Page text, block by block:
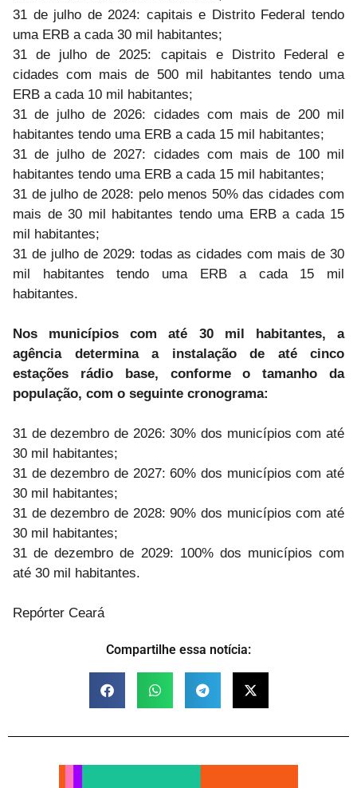
31 de julho de 2024: capitais e Distrito Federal tendo
uma ERB a cada 30 mil habitantes;
31 de julho de 2025: capitais e Distrito Federal e
cidades com mais de 500 mil habitantes tendo uma
ERB a cada 10 mil habitantes;
31 de julho de 2026: cidades com mais de 200 mil
habitantes tendo uma ERB a cada 15 mil habitantes;
31 de julho de 2027: cidades com mais de 100 mil
habitantes tendo uma ERB a cada 15 mil habitantes;
31 de julho de 2028: pelo menos 50% das cidades com
mais de 30 mil habitantes tendo uma ERB a cada 15
mil habitantes;
31 de julho de 2029: todas as cidades com mais de 30
mil habitantes tendo uma ERB a cada 15 mil
habitantes.
Nos municípios com até 30 mil habitantes, a
agência determina a instalação de até cinco
estações rádio base, conforme o tamanho da
população, com o seguinte cronograma:
31 de dezembro de 2026: 30% dos municípios com até
30 mil habitantes;
31 de dezembro de 2027: 60% dos municípios com até
30 mil habitantes;
31 de dezembro de 2028: 90% dos municípios com até
30 mil habitantes;
31 de dezembro de 2029: 100% dos municípios com
até 30 mil habitantes.
Repórter Ceará
Compartilhe essa notícia: